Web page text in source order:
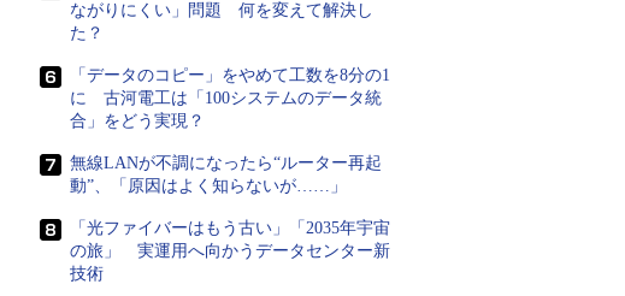
ながりにくい」問題 何を変えて解決し
た？
「データのコピー」をやめて工数を8分の1
に 古河電工は「100システムのデータ統
合」をどう実現？
無線LANが不調になったら“ルーター再起
動”、「原因はよく知らないが……」
「光ファイバーはもう古い」「2035年宇宙
の旅」 実運用へ向かうデータセンター新
技術